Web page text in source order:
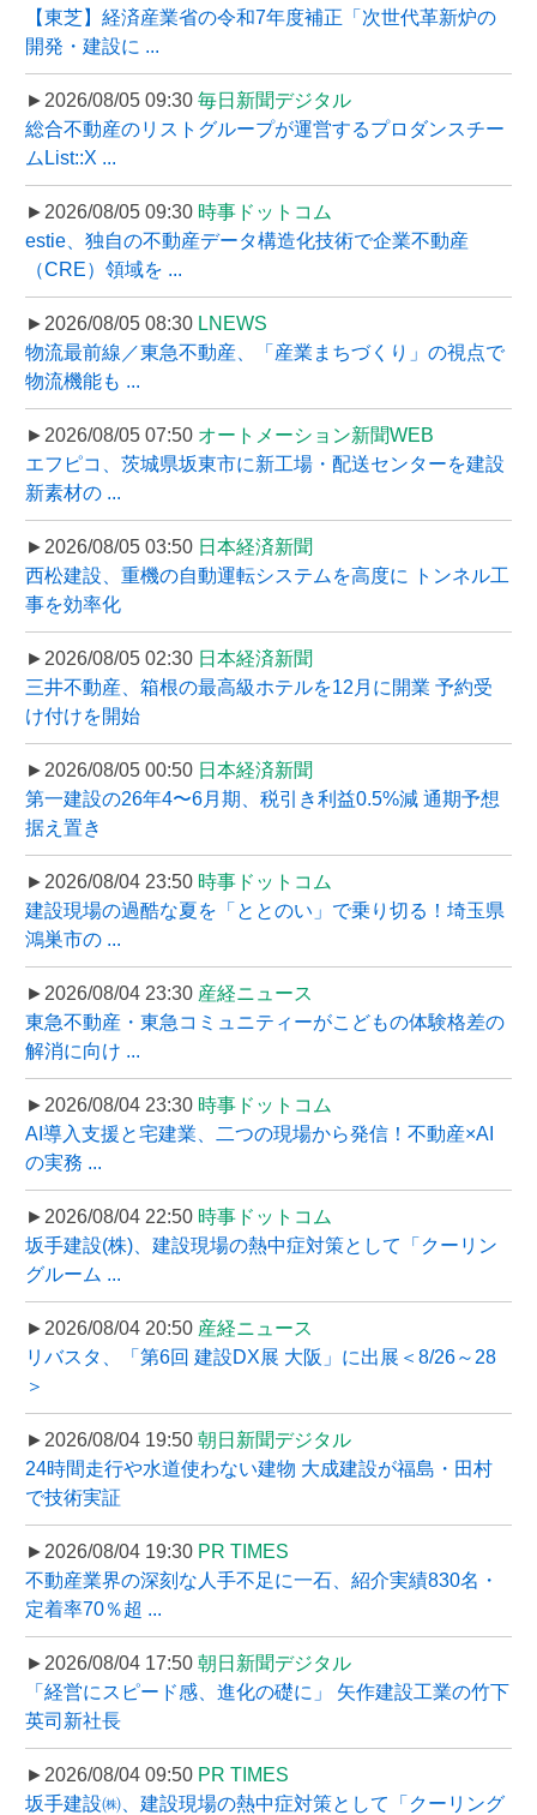
【東芝】経済産業省の令和7年度補正「次世代革新炉の
開発・建設に ...
►2026/08/05 09:30 毎日新聞デジタル
総合不動産のリストグループが運営するプロダンスチー
ムList::X ...
►2026/08/05 09:30 時事ドットコム
estie、独自の不動産データ構造化技術で企業不動産
（CRE）領域を ...
►2026/08/05 08:30 LNEWS
物流最前線／東急不動産、「産業まちづくり」の視点で
物流機能も ...
►2026/08/05 07:50 オートメーション新聞WEB
エフピコ、茨城県坂東市に新工場・配送センターを建設
新素材の ...
►2026/08/05 03:50 日本経済新聞
西松建設、重機の自動運転システムを高度に トンネル工
事を効率化
►2026/08/05 02:30 日本経済新聞
三井不動産、箱根の最高級ホテルを12月に開業 予約受
け付けを開始
►2026/08/05 00:50 日本経済新聞
第一建設の26年4〜6月期、税引き利益0.5%減 通期予想
据え置き
►2026/08/04 23:50 時事ドットコム
建設現場の過酷な夏を「ととのい」で乗り切る！埼玉県
鴻巣市の ...
►2026/08/04 23:30 産経ニュース
東急不動産・東急コミュニティーがこどもの体験格差の
解消に向け ...
►2026/08/04 23:30 時事ドットコム
AI導入支援と宅建業、二つの現場から発信！不動産×AI
の実務 ...
►2026/08/04 22:50 時事ドットコム
坂手建設(株)、建設現場の熱中症対策として「クーリン
グルーム ...
►2026/08/04 20:50 産経ニュース
リバスタ、「第6回 建設DX展 大阪」に出展＜8/26～28
＞
►2026/08/04 19:50 朝日新聞デジタル
24時間走行や水道使わない建物 大成建設が福島・田村
で技術実証
►2026/08/04 19:30 PR TIMES
不動産業界の深刻な人手不足に一石、紹介実績830名・
定着率70％超 ...
►2026/08/04 17:50 朝日新聞デジタル
「経営にスピード感、進化の礎に」 矢作建設工業の竹下
英司新社長
►2026/08/04 09:50 PR TIMES
坂手建設㈱、建設現場の熱中症対策として「クーリング